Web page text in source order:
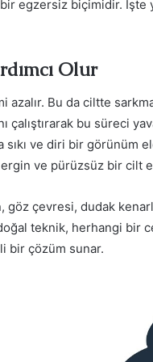
egzersiz biçimidir. İşte
Olur
Bu da ciltte
çalıştırarak bu süreci
sıkı ve diri bir görünüm
ve pürüzsüz bir cilt
çevresi, dudak
teknik, herhangi bir
bir çözüm sunar.